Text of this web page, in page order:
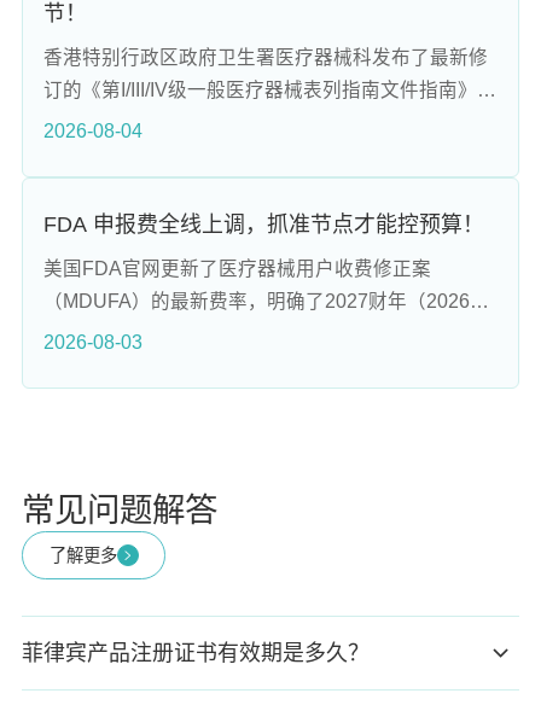
在的误区，即经销商可以自行承担UDI分配工作。
节！
香港特别行政区政府卫生署医疗器械科发布了最新修
订的《第I/III/IV级一般医疗器械表列指南文件指南》和
《第B/C/D级体外诊断医疗器械表列指南》，将于
购、软件与AI器械监管等多个方面，对中高风险医疗
完善追溯链条。
2026-08-04
FDA 申报费全线上调，抓准节点才能控预算！
美国FDA官网更新了医疗器械用户收费修正案
（MDUFA）的最新费率，明确了2027财年（2026年
10月1日至2027年9月30日）全品类申报费和机构注
2027财年是MDUFA V框架下的最后一个财年，所有
收费项目将同步涨价。
2026-08-03
常见问题解答
了解更多
菲律宾产品注册证书有效期是多久？